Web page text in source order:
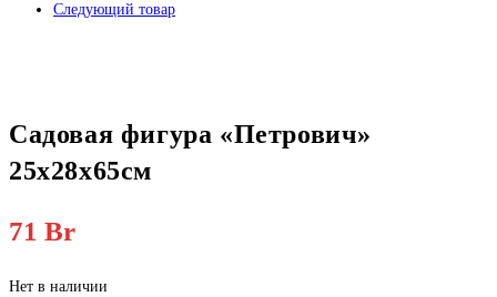
Следующий товар
Садовая фигура «Петрович»
25х28х65см
71 Br
Нет в наличии